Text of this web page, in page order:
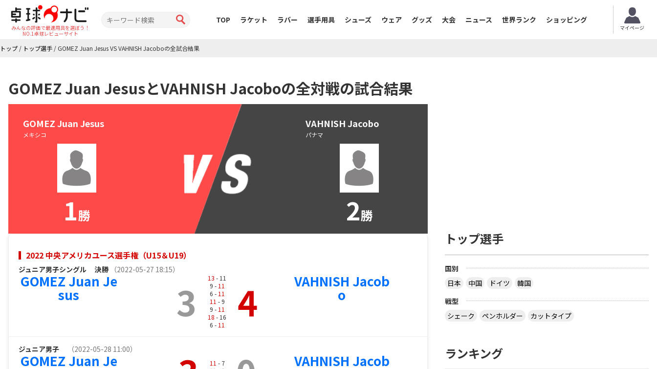
みんなの評価で最適用具を選ぼう！
NO.1卓球レビューサイト
TOP ラケット ラバー 選手用具 シューズ ウェア グッズ 大会 ニュース 世界ランク ショッピング
マイページ
トップ / トップ選手 / GOMEZ Juan Jesus VS VAHNISH Jacoboの全試合結果
GOMEZ Juan JesusとVAHNISH Jacoboの全対戦の試合結果
GOMEZ Juan Jesus
メキシコ
1勝
VAHNISH Jacobo
パナマ
2勝
2022 中央アメリカユース選手権（U15＆U19）
ジュニア男子シングル 決勝 （2022-05-27 18:15）
GOMEZ Juan Je
sus 3 13 - 11
9 - 11
6 - 11
11 - 9
9 - 11
18 - 16
6 - 11 4 VAHNISH Jacob
o
ジュニア男子 （2022-05-28 11:00）
GOMEZ Juan Je 11 - 7
VAHNISH Jacob
トップ選手
国別
日本
中国 ドイツ
韓国
戦型
シェーク
ペンホルダー カットタイプ
ランキング